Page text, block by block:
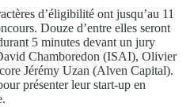
d’éligibilité ont jusqu’au 11
Douze d’entre elles seront
5 minutes devant un jury
Chamboredon (ISAI), Olivier
Jérémy Uzan (Alven Capital).
présenter leur start-up en